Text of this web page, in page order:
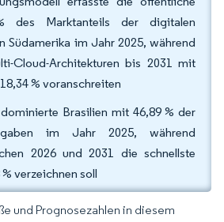
des Marktanteils der digitalen
Südamerika im Jahr 2025, während
Cloud-Architekturen bis 2031 mit
% voranschreiten
Brasilien mit 46,89 % der
im Jahr 2025, während
2026 und 2031 die schnellste
verzeichnen soll
und Prognosezahlen in diesem